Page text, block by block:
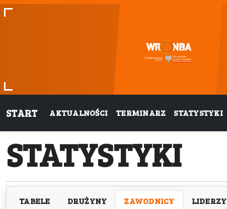
START AKTUALNOŚCI TERMINARZ STATYSTYKI
STATYSTYKI
TABELE DRUŻYNY ZAWODNICY LIDERZY